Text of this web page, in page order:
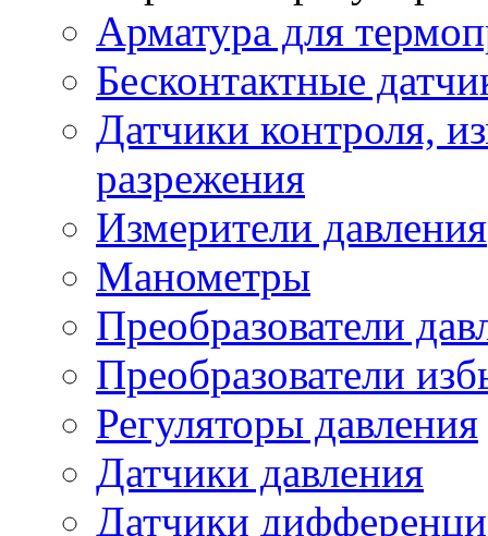
Арматура для
Бесконтактные
Датчики контроля,
разрежения
Измерители давления
Манометры
Преобразователи
Преобразователи
Регуляторы давления
Датчики давления
Датчики